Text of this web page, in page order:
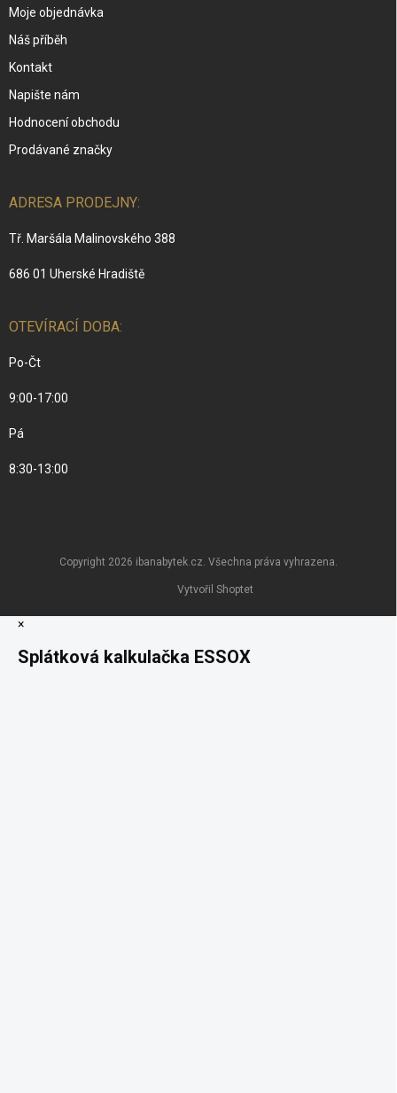
Moje objednávka
Náš příběh
Kontakt
Napište nám
Hodnocení obchodu
Prodávané značky
ADRESA PRODEJNY:
Tř. Maršála Malinovského 388
686 01 Uherské Hradiště
OTEVÍRACÍ DOBA:
Po-Čt
9:00-17:00
Pá
8:30-13:00
Vytvořil Shoptet
Copyright 2026 ibanabytek.cz . Všechna práva vyhrazena.
×
Splátková kalkulačka ESSOX